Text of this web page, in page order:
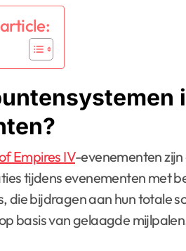
Empires IV-evenementen
tijdens evenementen met
die bijdragen aan hun totale
basis van gelaagde